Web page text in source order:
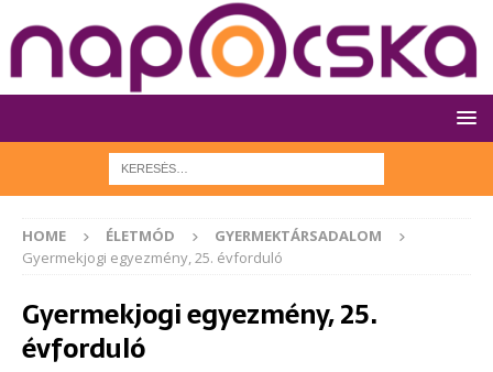
HOME ÉLETMÓD
GYERMEKTÁRSADALOM
Gyermekjogi egyezmény, 25. évforduló
Gyermekjogi egyezmény, 25.
évforduló